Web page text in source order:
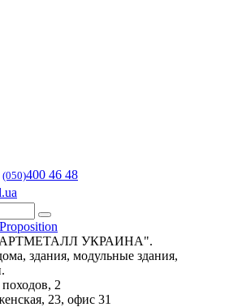
(050)400 46 48
УКРАИНА".
здания, модульные здания,
2
23, офис 31